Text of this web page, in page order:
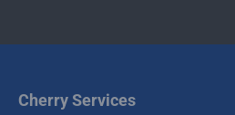
Cherry Services